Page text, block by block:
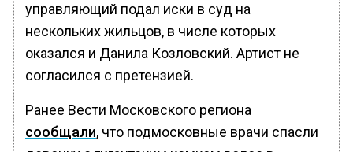
управляющий подал иски в суд на
нескольких жильцов, в числе которых
оказался и Данила Козловский. Артист не
согласился с претензией.
Ранее Вести Московского региона
сообщали, что подмосковные врачи спасли